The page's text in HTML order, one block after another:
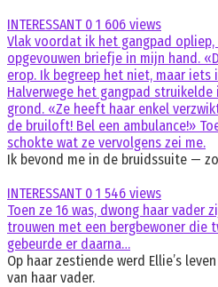
INTERESSANT0 1 606 views
Vlak voordat ik het gangpad
opgevouwen briefje in mijn hand.
erop. Ik begreep het niet, maar iets
Halverwege het gangpad
grond. «Ze heeft haar enkel
de bruiloft! Bel een ambulance!»
schokte wat ze vervolgens zei me.
Ik bevond me in de bruidssuite —
INTERESSANT0 1 546 views
Toen ze 16 was, dwong haar vader
trouwen met een bergbewoner die
gebeurde er daarna…
Op haar zestiende werd Ellie’s
van haar vader.